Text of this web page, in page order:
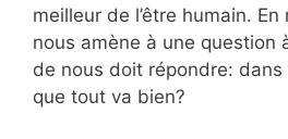
meilleur de l’être humain.
nous amène à une question
de nous doit répondre:
que tout va bien?